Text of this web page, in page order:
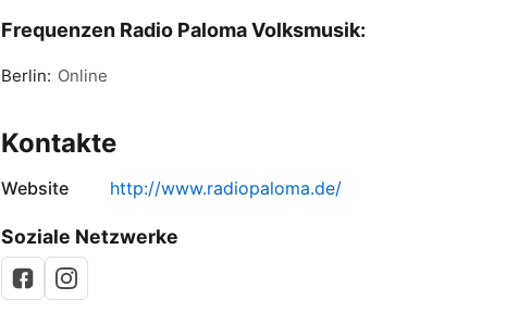
Frequenzen Radio Paloma Volksmusik:
Berlin: Online
Kontakte
Website http://www.radiopaloma.de/
Soziale Netzwerke